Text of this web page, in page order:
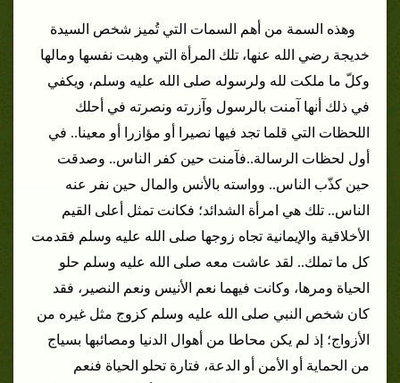
وهذه السمة من أهم السمات التي تُميز شخص السيدة
خديجة رضي الله عنها، تلك المرأة التي وهبت نفسها ومالها
وكلّ ما ملكت لله ولرسوله صلى الله عليه وسلم، ويكفي
في ذلك أنها آمنت بالرسول وآزرته ونصرته في أحلك
اللحظات التي قلما تجد فيها نصيرا أو مؤازرا أو معينا.. في
أول لحظات الرسالة..فآمنت حين كفر الناس.. وصدقت
حين كذّب الناس.. وواسته بالأنس والمال حين نفر عنه
الناس.. تلك هي امرأة الشدائد؛ فكانت تمثل أعلى القيم
الأخلاقية والإيمانية تجاه زوجها صلى الله عليه وسلم فقدمت
كل ما تملك.. لقد عاشت معه صلى الله عليه وسلم حلو
الحياة ومرها، وكانت فيهما نعم الأنيس ونعم النصير، فقد
كان شخص النبي صلى الله عليه وسلم كزوج مثل غيره من
الأزواج؛ إذ لم يكن محاطا من أهوال الدنيا ومصائبها بسياج
من الحماية أو الأمن أو الدعة، فتارة تحلو الحياة فنعم